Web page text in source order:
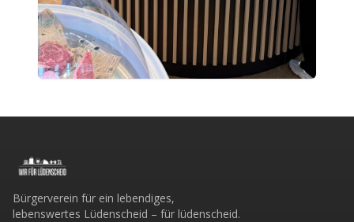
Bürgerverein für ein lebendiges,
lebenswertes Lüdenscheid – für lüdenscheid.